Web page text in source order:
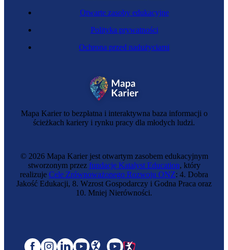
Mapa Karier to bezpłatna i interaktywna baza informacji o
ścieżkach kariery i rynku pracy dla młodych ludzi.
Otwarte zasoby edukacyjne
Polityka prywatności
Ochrona przed nadużyciami
© 2026 Mapa Karier jest otwartym zasobem edukacyjnym
stworzonym przez fundację Katalyst Education, który
realizuje Cele Zrównoważonego Rozwoju ONZ: 4. Dobra
Jakość Edukacji, 8. Wzrost Gospodarczy i Godna Praca oraz
10. Mniej Nierówności.